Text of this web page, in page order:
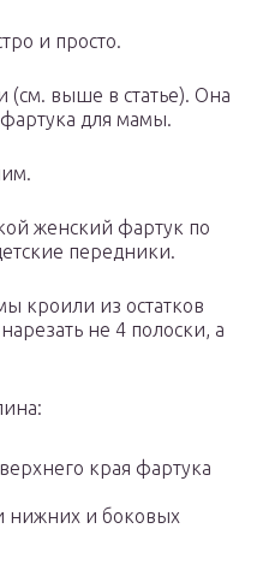
и просто.
выше в статье). Она
для мамы.
женский фартук по
передники.
кроили из остатков
не 4 полоски, а
края фартука
нижних и боковых